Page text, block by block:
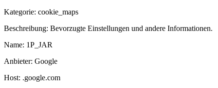
Kategorie: cookie_maps
Beschreibung: Bevorzugte Einstellungen und andere Informationen.
Name: 1P_JAR
Anbieter: Google
Host: .google.com